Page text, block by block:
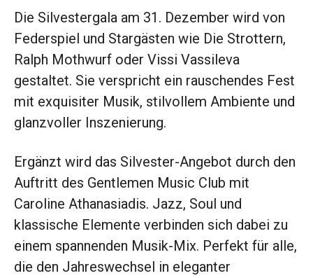
Die Silvestergala am 31. Dezember wird von
Federspiel und Stargästen wie Die Strottern,
Ralph Mothwurf oder Vissi Vassileva
gestaltet. Sie verspricht ein rauschendes Fest
mit exquisiter Musik, stilvollem Ambiente und
glanzvoller Inszenierung.
Ergänzt wird das Silvester-Angebot durch den
Auftritt des Gentlemen Music Club mit
Caroline Athanasiadis. Jazz, Soul und
klassische Elemente verbinden sich dabei zu
einem spannenden Musik-Mix. Perfekt für alle,
die den Jahreswechsel in eleganter